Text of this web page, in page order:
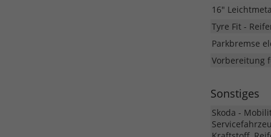
16"
Tyre Fit -
Parkbremse
Vorbereitung
Sonstiges
Skoda -